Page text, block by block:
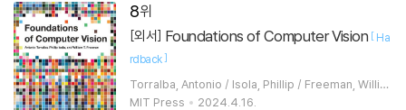
8
[외서] Foundations of Computer Vision [ Ha
rdback]
Torralba, Antonio / Isola, Phillip / Freeman, Willia
m T.
MIT Press 2024.4.16.